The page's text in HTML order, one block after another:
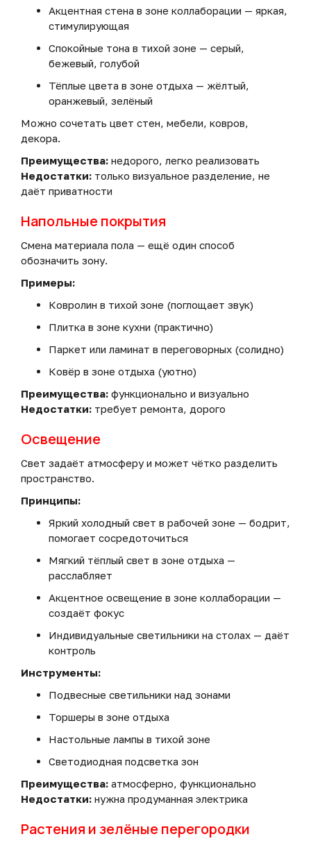
Акцентная стена в зоне коллаборации — яркая,
стимулирующая
Спокойные тона в тихой зоне — серый,
бежевый, голубой
Тёплые цвета в зоне отдыха — жёлтый,
оранжевый, зелёный
Можно сочетать цвет стен, мебели, ковров,
декора.
Преимущества: недорого, легко реализовать
Недостатки: только визуальное разделение, не
даёт приватности
Напольные покрытия
Смена материала пола — ещё один способ
обозначить зону.
Примеры:
Ковролин в тихой зоне (поглощает звук)
Плитка в зоне кухни (практично)
Паркет или ламинат в переговорных (солидно)
Ковёр в зоне отдыха (уютно)
Преимущества: функционально и визуально
Недостатки: требует ремонта, дорого
Освещение
Свет задаёт атмосферу и может чётко разделить
пространство.
Принципы:
Яркий холодный свет в рабочей зоне — бодрит,
помогает сосредоточиться
Мягкий тёплый свет в зоне отдыха —
расслабляет
Акцентное освещение в зоне коллаборации —
создаёт фокус
Индивидуальные светильники на столах — даёт
контроль
Инструменты:
Подвесные светильники над зонами
Торшеры в зоне отдыха
Настольные лампы в тихой зоне
Светодиодная подсветка зон
Преимущества: атмосферно, функционально
Недостатки: нужна продуманная электрика
Растения и зелёные перегородки